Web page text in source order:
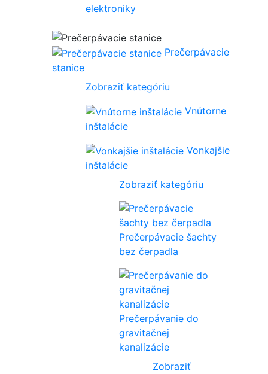
elektroniky
Prečerpávacie
stanice
Zobraziť kategóriu
Vnútorne
inštalácie
Vonkajšie
inštalácie
Zobraziť kategóriu
Prečerpávacie šachty
bez čerpadla
Prečerpávanie do
gravitačnej
kanalizácie
Zobraziť